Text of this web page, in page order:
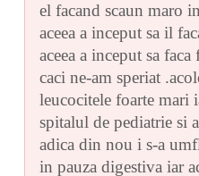
el facand scaun maro
aceea a inceput sa il
aceea a inceput sa
caci ne-am speriat
leucocitele foarte mari
spitalul de pediatrie si
adica din nou i s-a
in pauza digestiva iar